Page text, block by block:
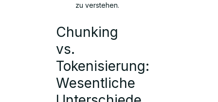
zu verstehen.
Chunking
vs.
Tokenisierung:
Wesentliche